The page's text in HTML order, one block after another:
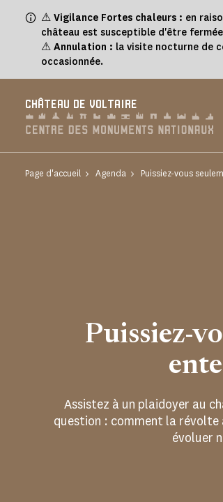
⚠ Vigilance Fortes chaleurs : en
château est susceptible d'être
⚠ Annulation : la visite nocturne de
occasionnée.
CHÂTEAU DE VOLTAIRE
Page d'accueil Agenda Puissiez-vous
Puissiez-
Assistez à un plaidoyer au
question : comment la
évoluer